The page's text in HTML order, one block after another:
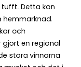
Detta kan
hemmarknad.
och
gjort en regional
stora vinnarna